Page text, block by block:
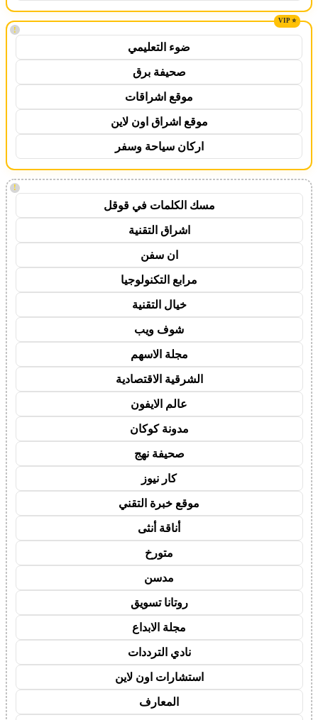
!
ضوء التعليمي
صحيفة برق
موقع اشراقات
موقع اشراق اون لاين
اركان سياحة وسفر
!
مسك الكلمات في قوقل
اشراق التقنية
ان سفن
مرابع التكنولوجيا
خيال التقنية
شوف ويب
مجلة الاسهم
الشرقية الاقتصادية
عالم الايفون
مدونة كوكان
صحيفة نهج
كار نيوز
موقع خبرة التقني
أناقة أنثى
متورخ
مدسن
روتانا تسويق
مجلة الابداع
نادي الترددات
استشارات اون لاين
المعارف